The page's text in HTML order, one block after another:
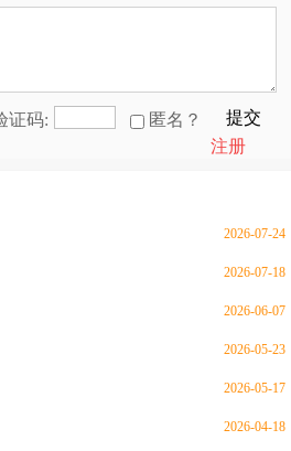
证码: 匿名？
提交
注册
2026-07-24
2026-07-18
2026-06-07
2026-05-23
2026-05-17
2026-04-18